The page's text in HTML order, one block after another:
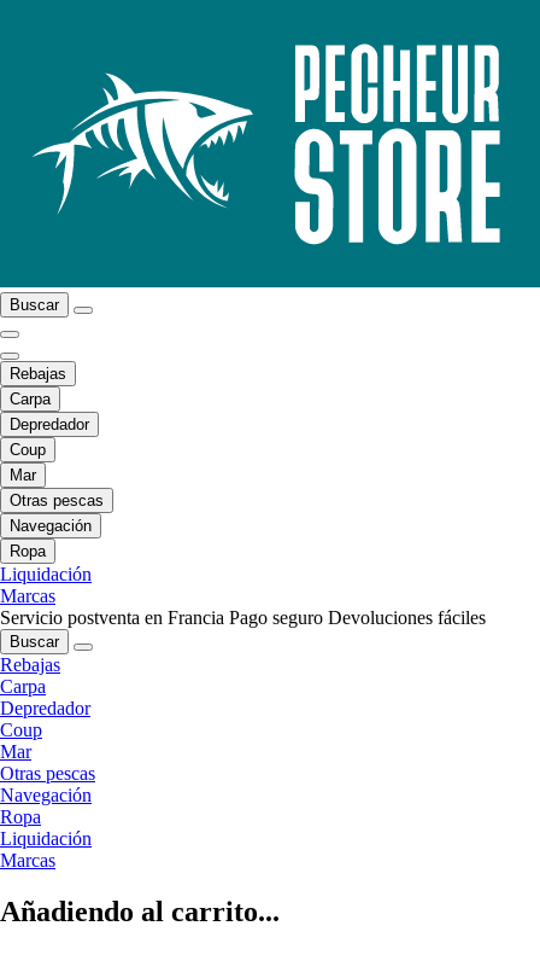
Buscar
Rebajas
Carpa
Depredador
Coup
Mar
Otras pescas
Navegación
Ropa
Liquidación
Marcas
Servicio postventa en Francia Pago seguro Devoluciones fáciles
Buscar
Rebajas
Carpa
Depredador
Coup
Mar
Otras pescas
Navegación
Ropa
Liquidación
Marcas
Añadiendo al carrito...